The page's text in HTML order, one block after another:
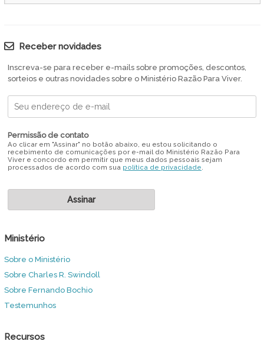
Receber novidades
Inscreva-se para receber e-mails sobre promoções, descontos,
sorteios e outras novidades sobre o Ministério Razão Para Viver.
Permissão de contato
Ao clicar em "Assinar" no botão abaixo, eu estou solicitando o
recebimento de comunicações por e-mail do Ministério Razão Para
Viver e concordo em permitir que meus dados pessoais sejam
processados de acordo com sua política de privacidade.
Ministério
Sobre o Ministério
Sobre Charles R. Swindoll
Sobre Fernando Bochio
Testemunhos
Recursos